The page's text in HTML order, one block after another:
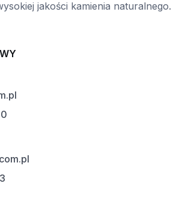
jakości kamienia naturalnego.